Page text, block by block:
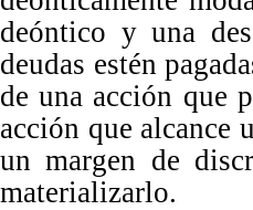
deóntico y una
deudas estén
de una acción que
acción que alcance
un margen de
materializarlo.